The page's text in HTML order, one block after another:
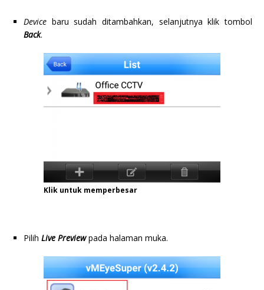
Device baru sudah ditambahkan, selanjutnya klik tombol
Back.
Klik untuk memperbesar
Pilih Live Previewpada halaman muka.